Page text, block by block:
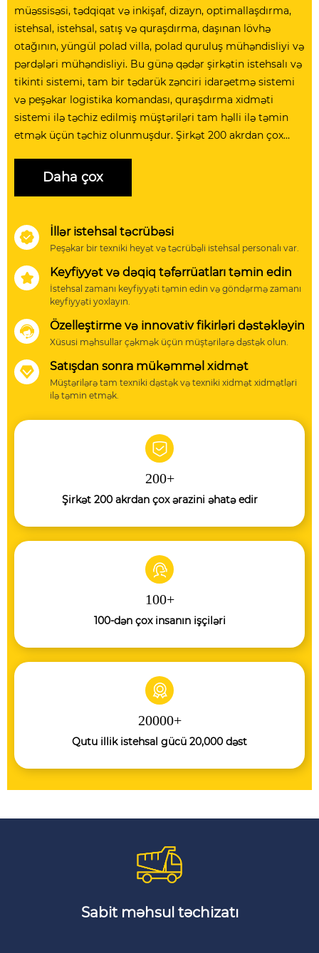
müəssisəsi, tədqiqat və inkişaf, dizayn, optimallaşdırma,
istehsal, istehsal, satış və quraşdırma, daşınan lövhə
otağının, yüngül polad villa, polad quruluş mühəndisliyi və
pərdələri mühəndisliyi. Bu günə qədər şirkətin istehsalı və
tikinti sistemi, tam bir tədarük zənciri idarəetmə sistemi
və peşəkar logistika komandası, quraşdırma xidməti
sistemi ilə təchiz edilmiş müştəriləri tam həlli ilə təmin
etmək üçün təchiz olunmuşdur. Şirkət 200 akrdan çox
heyəti, 20.000 dəstin illik istehsal gücü, inteqrasiya edilmiş
mənzil sənayesində yalnız dörd illik inkişafdan sonra
Daha çox
 İllər istehsal təcrübəsi
Peşəkar bir texniki heyət və təcrübəli istehsal personalı var.
 Keyfiyyət və dəqiq təfərrüatları təmin edin
İstehsal zamanı keyfiyyəti təmin edin və göndərmə zamanı
keyfiyyəti yoxlayın.
 Özelleştirme və innovativ fikirləri dəstəkləyin
Xüsusi məhsullar çəkmək üçün müştərilərə dəstək olun.
 Satışdan sonra mükəmməl xidmət
Müştərilərə tam texniki dəstək və texniki xidmət xidmətləri
ilə təmin etmək.
200+
Şirkət 200 akrdan çox ərazini əhatə edir
100+
100-dən çox insanın işçiləri
20000+
Qutu illik istehsal gücü 20,000 dəst
Sabit məhsul təchizatı